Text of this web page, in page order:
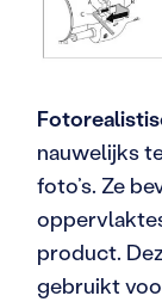
nauwelijks
foto’s. Ze
product.
gebruikt